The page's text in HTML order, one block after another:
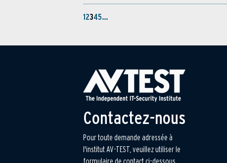
1 2345…
Contactez-nous
Pour toute demande adressée à
l'institut AV-TEST, veuillez utiliser le